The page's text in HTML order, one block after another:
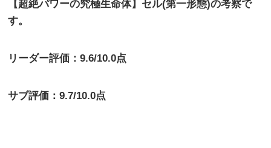
【超絶パワーの究極生命体】セル(第一形態)の考察で
す。
リーダー評価：9.6/10.0点
サブ評価：9.7/10.0点